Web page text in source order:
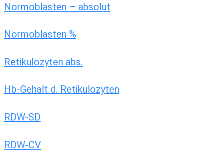
Normoblasten – absolut
Normoblasten %
Retikulozyten abs.
Hb-Gehalt d. Retikulozyten
RDW-SD
RDW-CV